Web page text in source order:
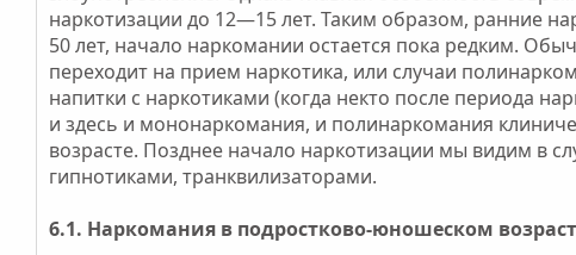
наркотизации до 12—15 лет. Таким образом, ранние
50 лет, начало наркомании остается пока редким.
переходит на прием наркотика, или случаи
напитки с наркотиками (когда некто после периода
и здесь и мононаркомания, и полинаркомания
возрасте. Позднее начало наркотизации мы видим в
гипнотиками, транквилизаторами.
6.1. Наркомания в подростково-юношеском